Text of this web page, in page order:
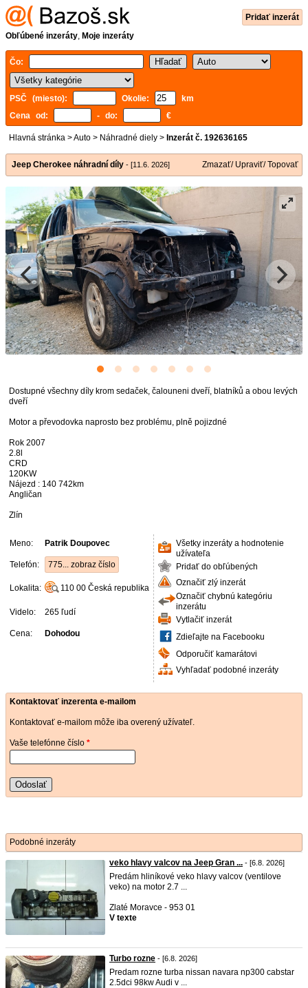
Pridať inzerát
Obľúbené inzeráty, Moje inzeráty
Čo:
PSČ (miesto): Okolie:
km
Cena od:
- do: €
Hlavná stránka >Auto > Náhradné diely > Inzerát č. 192636165
Jeep Cherokee náhradní díly - [11.6. 2026] Zmazať/ Upraviť/ Topovať
Dostupné všechny díly krom sedaček, čalouneni dveří, blatníků a obou levých
dveří
Motor a převodovka naprosto bez problému, plně pojizdné
Rok 2007
2.8l
CRD
120KW
Nájezd : 140 742km
Angličan
Zlín
Meno: Patrik Doupovec
Telefón: 775... zobraz číslo
Lokalita: 110 00 Česká republika
Videlo: 265 ľudí
Cena: Dohodou
Všetky inzeráty a hodnotenie
užívateľa
Pridať do obľúbených
Označiť zlý inzerát
Označiť chybnú kategóriu
inzerátu
Vytlačiť inzerát
Zdieľajte na Facebooku
Odporučiť kamarátovi
Vyhľadať podobné inzeráty
Kontaktovať inzerenta e-mailom
Kontaktovať e-mailom môže iba overený užívateľ.
Vaše telefónne číslo *
Odoslať
Podobné inzeráty
veko hlavy valcov na Jeep Gran ... - [6.8. 2026]
Predám hliníkové veko hlavy valcov (ventilove
veko) na motor 2.7 ...
Zlaté Moravce - 953 01
V texte
Turbo rozne - [6.8. 2026]
Predam rozne turba nissan navara np300 cabstar
2.5dci 98kw Audi v ...